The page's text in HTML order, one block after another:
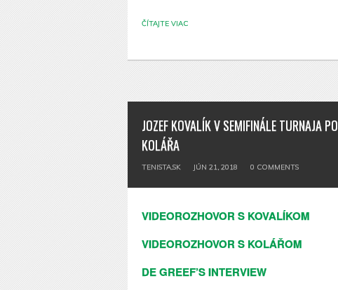
ČÍTAJTE VIAC
JOZEF KOVALÍK V SEMIFINÁLE TURNAJA
KOLÁŘA
TENISTA.SK JÚN 21, 2018 0 COMMENTS
VIDEOROZHOVOR S KOVALÍKOM
VIDEOROZHOVOR S KOLÁŘOM
DE GREEF’S INTERVIEW